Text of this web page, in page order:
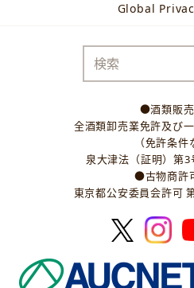
Global
●酒類販
全酒類卸売業免許及び
（免許条件
泉大津法（証明）第
●古物商許
東京都公安委員会許可